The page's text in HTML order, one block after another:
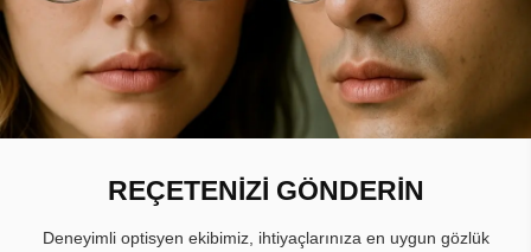
REÇETENİZİ GÖNDERİN
Deneyimli optisyen ekibimiz, ihtiyaçlarınıza en uygun gözlük